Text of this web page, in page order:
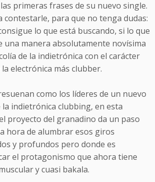
primeras frases de su nuevo single.
contestarle, para que no tenga dudas:
lo que está buscando, si lo que
una manera absolutamente novísima
de la indietrónica con el carácter
electrónica más clubber.
como los líderes de un nuevo
indietrónica clubbing, en esta
proyecto del granadino da un paso
hora de alumbrar esos giros
y profundos pero donde es
el protagonismo que ahora tiene
y cuasi bakala.